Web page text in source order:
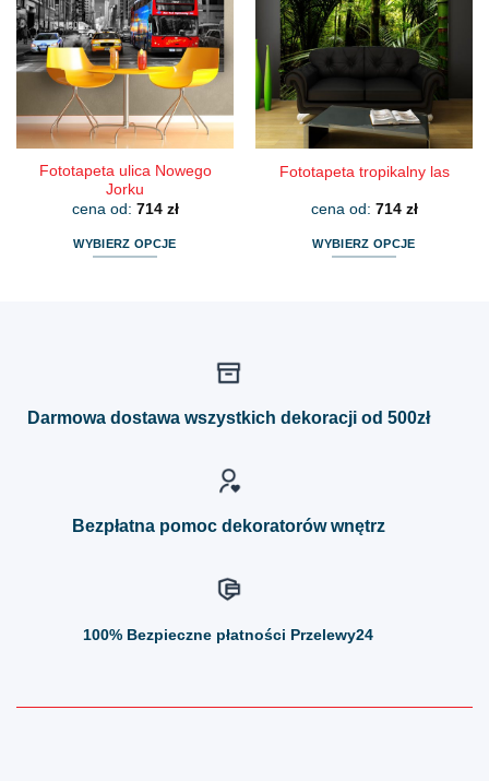
Opcje
można
wybrać
na
stronie
produktu
Opcje
można
stronie
produktu
Fototapeta ulica Nowego
Jorku
cena od: 714 zł
WYBIERZ OPCJE
Fototapeta tropikalny las
cena od: 714 zł
WYBIERZ OPCJE
można
Darmowa dostawa wszystkich dekoracji od 500zł
Bezpłatna pomoc dekoratorów wnętrz
100% Bezpieczne płatności Przelewy24